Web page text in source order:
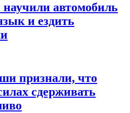
автомобиль
и ездить
признали, что
сдерживать